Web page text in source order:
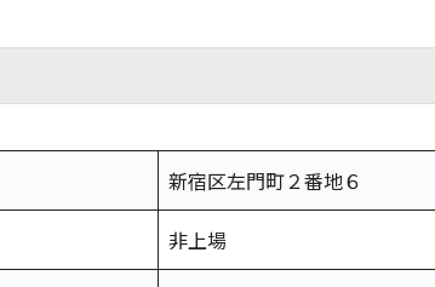
新宿区左門町２番地６
非上場